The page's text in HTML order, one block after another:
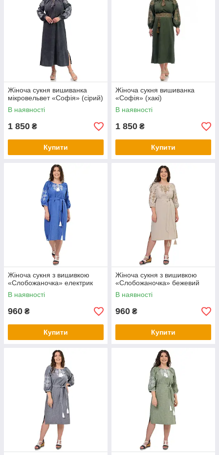
Жіноча сукня вишиванка
мікровельвет «Софія» (сірий)
В наявності
1 850 ₴
Купити
Жіноча сукня вишиванка
«Софія» (хакі)
В наявності
1 850 ₴
Купити
Жіноча сукня з вишивкою
«Слобожаночка» електрик
В наявності
960 ₴
Купити
Жіноча сукня з вишивкою
«Слобожаночка» бежевий
В наявності
960 ₴
Купити